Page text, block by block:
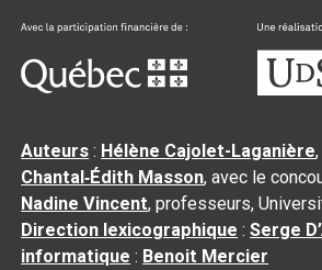
Auteurs : Hélène Cajolet-Laganière,
Chantal‑Édith Masson, avec le
Nadine Vincent, professeurs,
Direction lexicographique :Serge
informatique : Benoit Mercier